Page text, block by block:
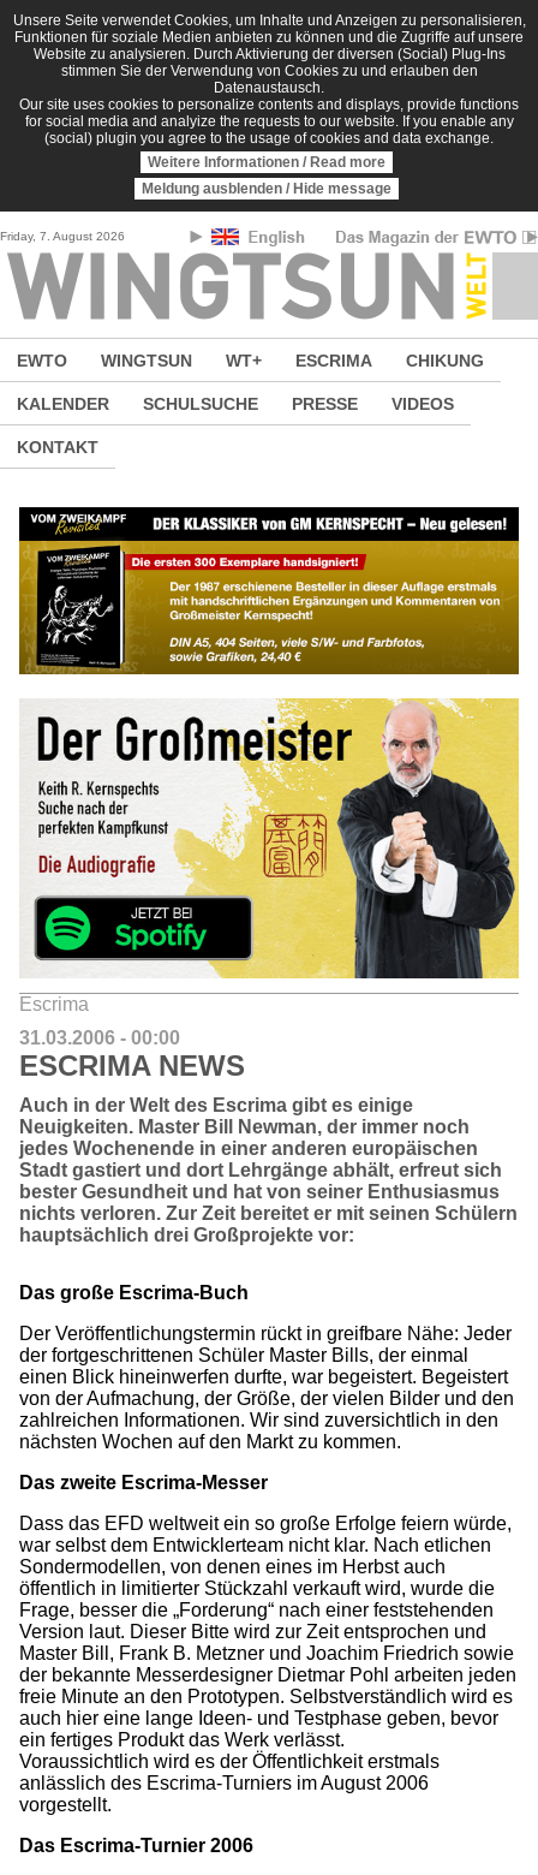
Direkt zum Inhalt
Unsere Seite verwendet Cookies, um Inhalte und Anzeigen zu personalisieren,
Funktionen für soziale Medien anbieten zu können und die Zugriffe auf unsere
Website zu analysieren. Durch Aktivierung der diversen (Social) Plug-Ins
stimmen Sie der Verwendung von Cookies zu und erlauben den
Datenaustausch.
Our site uses cookies to personalize contents and displays, provide functions
for social media and analyize the requests to our website. If you enable any
(social) plugin you agree to the usage of cookies and data exchange.
Weitere Informationen / Read more
Meldung ausblenden / Hide message
Friday, 7. August 2026
EWTO WINGTSUN WT+ ESCRIMA CHIKUNG
KALENDER SCHULSUCHE PRESSE VIDEOS
KONTAKT
Escrima
31.03.2006 - 00:00
ESCRIMA NEWS
Auch in der Welt des Escrima gibt es einige
Neuigkeiten. Master Bill Newman, der immer noch
jedes Wochenende in einer anderen europäischen
Stadt gastiert und dort Lehrgänge abhält, erfreut sich
bester Gesundheit und hat von seiner Enthusiasmus
nichts verloren. Zur Zeit bereitet er mit seinen Schülern
hauptsächlich drei Großprojekte vor:
Das große Escrima-Buch
Der Veröffentlichungstermin rückt in greifbare Nähe: Jeder
der fortgeschrittenen Schüler Master Bills, der einmal
einen Blick hineinwerfen durfte, war begeistert. Begeistert
von der Aufmachung, der Größe, der vielen Bilder und den
zahlreichen Informationen. Wir sind zuversichtlich in den
nächsten Wochen auf den Markt zu kommen.
Das zweite Escrima-Messer
Dass das EFD weltweit ein so große Erfolge feiern würde,
war selbst dem Entwicklerteam nicht klar. Nach etlichen
Sondermodellen, von denen eines im Herbst auch
öffentlich in limitierter Stückzahl verkauft wird, wurde die
Frage, besser die „Forderung“ nach einer feststehenden
Version laut. Dieser Bitte wird zur Zeit entsprochen und
Master Bill, Frank B. Metzner und Joachim Friedrich sowie
der bekannte Messerdesigner Dietmar Pohl arbeiten jeden
freie Minute an den Prototypen. Selbstverständlich wird es
auch hier eine lange Ideen- und Testphase geben, bevor
ein fertiges Produkt das Werk verlässt.
Voraussichtlich wird es der Öffentlichkeit erstmals
anlässlich des Escrima-Turniers im August 2006
vorgestellt.
Das Escrima-Turnier 2006